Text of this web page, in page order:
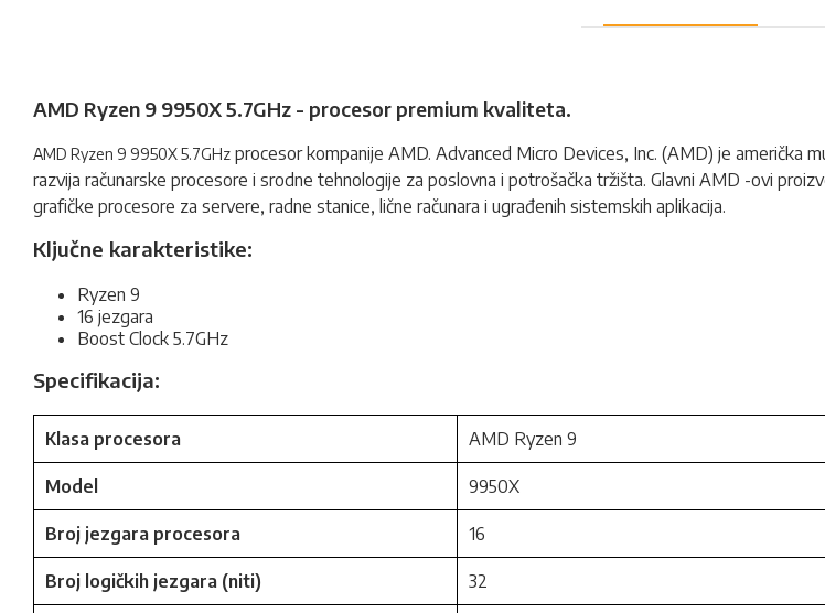
AMD Ryzen 9 9950X 5.7GHz - procesor premium kvaliteta.
AMD Ryzen 9 9950X 5.7GHz procesorkompanije AMD. Advanced Micro Devices, Inc. (AMD) je američka
razvija računarske procesore i srodne tehnologije za poslovna i potrošačka tržišta. Glavni AMD -ovi
grafičke procesore za servere, radne stanice, lične računara i ugrađenih sistemskih aplikacija.
Ključne karakteristike:
Ryzen 9
16 jezgara
Boost Clock 5.7GHz
Specifikacija:
Klasa procesora AMD Ryzen 9
Model 9950X
Broj jezgara procesora 16
Broj logičkih jezgara (niti) 32